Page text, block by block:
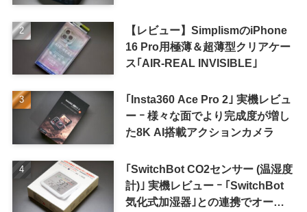
【レビュー】SimplismのiPhone
16 Pro用極薄＆超薄型クリアケー
ス｢AIR-REAL INVISIBLE｣
｢Insta360 Ace Pro 2｣ 実機レビュ
ー ｰ 様々な面でより完成度が増し
た8K AI搭載アクションカメラ
｢SwitchBot CO2センサー (温湿度
計)｣ 実機レビュー ｰ ｢SwitchBot
気化式加湿器｣との連携でオート